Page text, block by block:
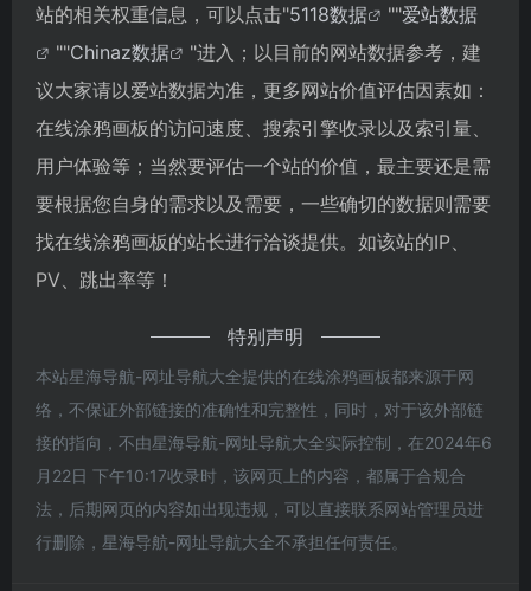
站的相关权重信息，可以点击"5118数据 ""爱站数据
""Chinaz数据
"进入；以目前的网站数据参考，建
议大家请以爱站数据为准，更多网站价值评估因素如：
在线涂鸦画板的访问速度、搜索引擎收录以及索引量、
用户体验等；当然要评估一个站的价值，最主要还是需
要根据您自身的需求以及需要，一些确切的数据则需要
找在线涂鸦画板的站长进行洽谈提供。如该站的IP、
PV、跳出率等！
特别声明
本站星海导航-网址导航大全提供的在线涂鸦画板都来源于网
络，不保证外部链接的准确性和完整性，同时，对于该外部链
接的指向，不由星海导航-网址导航大全实际控制，在2024年6
月22日 下午10:17收录时，该网页上的内容，都属于合规合
法，后期网页的内容如出现违规，可以直接联系网站管理员进
行删除，星海导航-网址导航大全不承担任何责任。